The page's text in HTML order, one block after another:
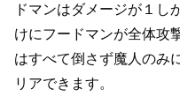
ドマンはダメージが１し
けにフードマンが全体攻
はすべて倒さず魔人のみ
リアできます。